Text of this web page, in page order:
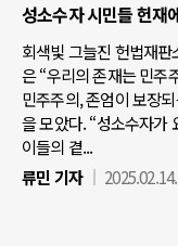
성소수자 시민들 헌재
회색빛 그늘진 헌법재
은 “우리의 존재는 민주
민주주의, 존엄이 보장
을 모았다. “성소수자가
이들의 곁...
류민 기자